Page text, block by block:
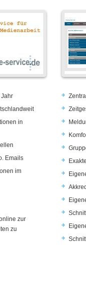
in
Emails
im
zur
zu